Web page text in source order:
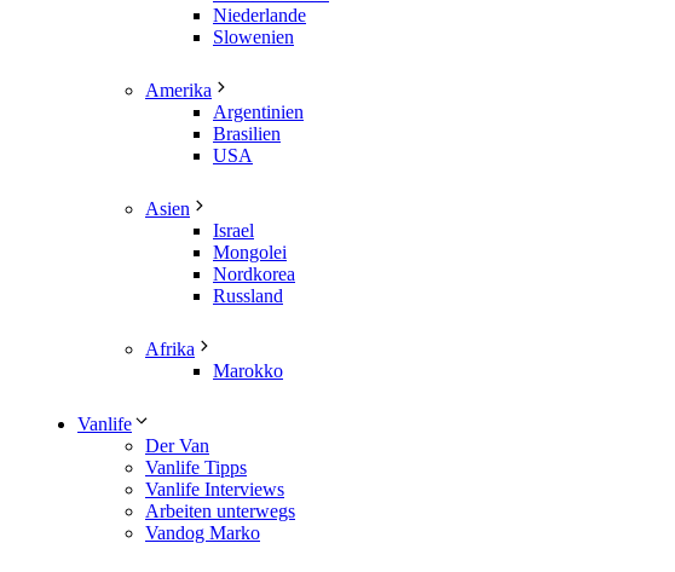
Niederlande
Slowenien
Amerika
Argentinien
Brasilien
USA
Asien
Israel
Mongolei
Nordkorea
Russland
Afrika
Marokko
Vanlife
Der Van
Vanlife Tipps
Vanlife Interviews
Arbeiten unterwegs
Vandog Marko